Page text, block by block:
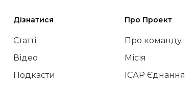
Дізнатися
Статті
Відео
Подкасти
Про Проект
Про команду
Місія
ІСАР Єднання